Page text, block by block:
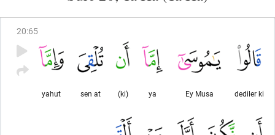
20:65
dediler ki
Ey Musa
ya
(ki)
sen at
yahut